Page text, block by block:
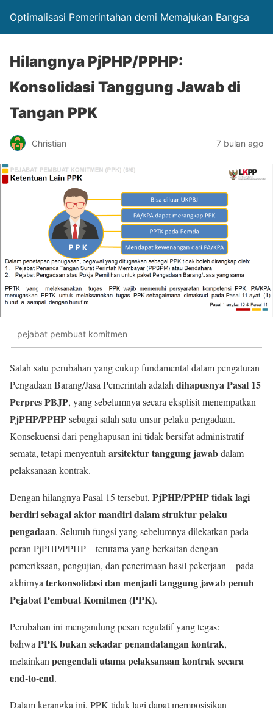
Optimalisasi Pemerintahan demi Memajukan Bangsa
Hilangnya PjPHP/PPHP:
Konsolidasi Tanggung Jawab di
Tangan PPK
Christian 7 bulan ago
pejabat pembuat komitmen
Salah satu perubahan yang cukup fundamental dalam pengaturan
Pengadaan Barang/Jasa Pemerintah adalahdihapusnya Pasal 15
Perpres PBJP, yang sebelumnya secara eksplisit menempatkan
PjPHP/PPHPsebagai salah satu unsur pelaku pengadaan.
Konsekuensi dari penghapusan ini tidak bersifat administratif
semata, tetapi menyentuharsitektur tanggung jawabdalam
pelaksanaan kontrak.
Dengan hilangnya Pasal 15 tersebut, PjPHP/PPHP tidak lagi
berdiri sebagai aktor mandiri dalam struktur pelaku
pengadaan. Seluruh fungsi yang sebelumnya dilekatkan pada
peran PjPHP/PPHP—terutama yang berkaitan dengan
pemeriksaan, pengujian, dan penerimaan hasil pekerjaan—pada
akhirnyaterkonsolidasi dan menjadi tanggung jawab penuh
Pejabat Pembuat Komitmen (PPK).
Perubahan ini mengandung pesan regulatif yang tegas:
bahwaPPK bukan sekadar penandatangan kontrak,
melainkanpengendali utama pelaksanaan kontrak secara
end-to-end.
Dalam kerangka ini, PPK tidak lagi dapat memposisikan